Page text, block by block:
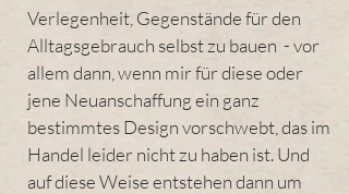
Verlegenheit, Gegenstände für den
Alltagsgebrauch selbst zu bauen - vor
allem dann, wenn mir für diese oder
jene Neuanschaffung ein ganz
bestimmtes Design vorschwebt, das im
Handel leider nicht zu haben ist. Und
auf diese Weise entstehen dann um